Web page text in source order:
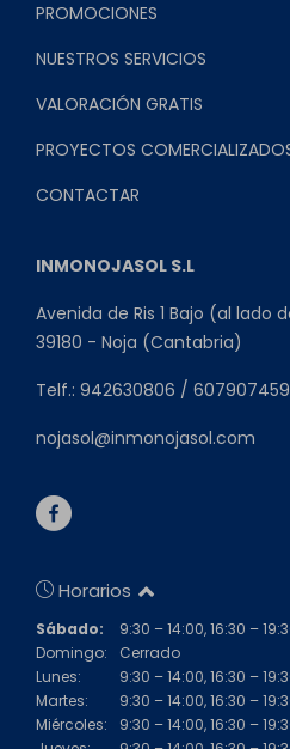
PROMOCIONES
NUESTROS SERVICIOS
VALORACIÓN GRATIS
PROYECTOS
CONTACTAR
INMONOJASOL S.L
Avenida de Ris 1 Bajo (al lado
39180 - Noja (Cantabria)
Telf.: 942630806 /
nojasol@inmonojasol.com
Horarios
Sábado:
9:30 – 14:00, 16:30 –
Domingo:
Cerrado
Lunes:
9:30 – 14:00, 16:30 –
Martes:
9:30 – 14:00, 16:30 –
Miércoles:
9:30 – 14:00, 16:30 –